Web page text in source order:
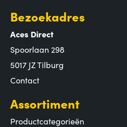
Bezoekadres
Aces Direct
Spoorlaan 298
5017 JZ Tilburg
Contact
Assortiment
Productcategorieën